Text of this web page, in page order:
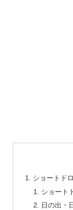
ショートド
ショート
日の出・